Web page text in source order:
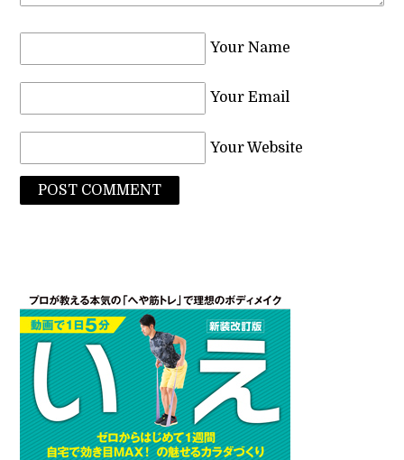
Your Name
Your Email
Your Website